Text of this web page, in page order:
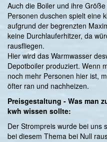
Auch die Boiler und ihre
Personen duschen spielt eine
aufgrund der begrenzten
keine Durchlauferhitzer, da
rausfliegen.
Hier wird das Warmwasser
Depotboiler produziert. Wenn
noch mehr Personen hier ist,
öfter ran und nachheizen.
Preisgestaltung - Was man
kwh wissen sollte:
Der Strompreis wurde bei uns
bei diesem Thema bei Null